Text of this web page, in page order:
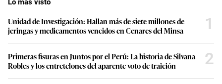
Lo más visto
Unidad de Investigación: Hallan más de siete millones de
jeringas y medicamentos vencidos en Cenares del Minsa
1
Primeras fisuras en Juntos por el Perú: La historia de Silvana
Robles y los entretelones del aparente voto de traición
2